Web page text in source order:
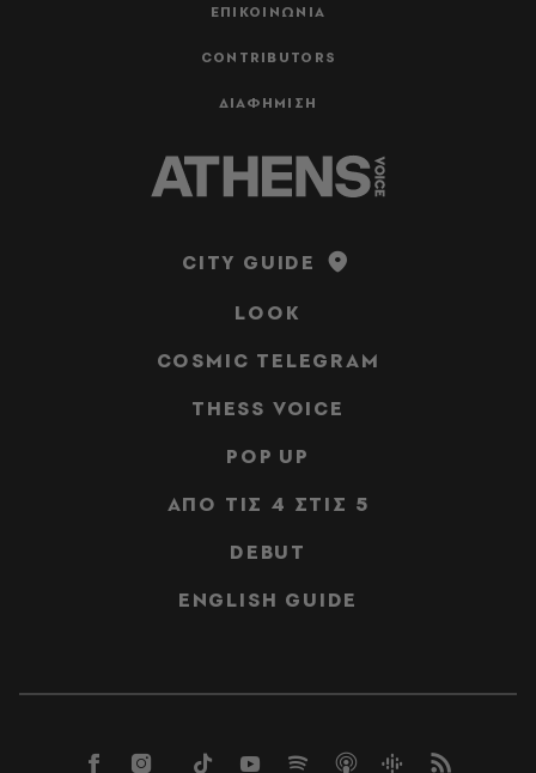
ΕΠΙΚΟΙΝΩΝΙΑ
CONTRIBUTORS
ΔΙΑΦΗΜΙΣΗ
CITY GUIDE
LOOK
COSMIC TELEGRAM
THESS VOICE
POP UP
ΑΠΟ ΤΙΣ 4 ΣΤΙΣ 5
DEBUT
ENGLISH GUIDE